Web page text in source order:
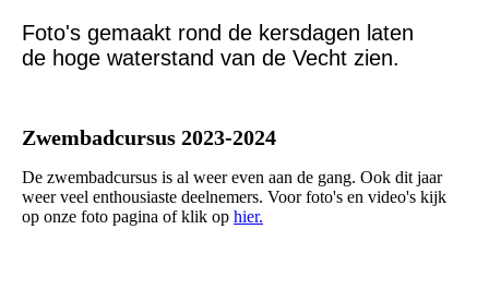
Foto's gemaakt rond de kersdagen laten
de hoge waterstand van de Vecht zien.
Zwembadcursus 2023-2024
De zwembadcursus is al weer even aan de gang. Ook dit jaar
weer veel enthousiaste deelnemers. Voor foto's en video's kijk
op onze foto pagina of klik op hier.